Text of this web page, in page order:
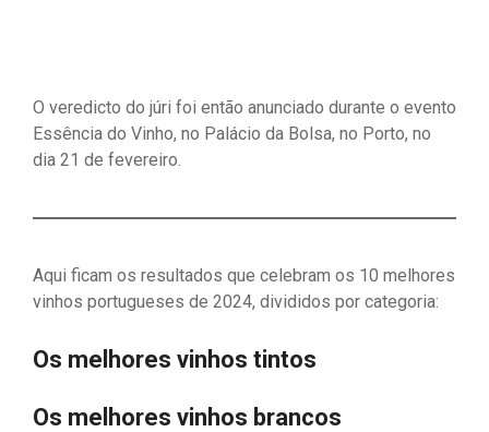
O veredicto do júri foi então anunciado durante o evento
Essência do Vinho, no Palácio da Bolsa, no Porto, no
dia 21 de fevereiro.
Aqui ficam os resultados que celebram os 10 melhores
vinhos portugueses de 2024, divididos por categoria:
Os melhores vinhos tintos
Os melhores vinhos brancos